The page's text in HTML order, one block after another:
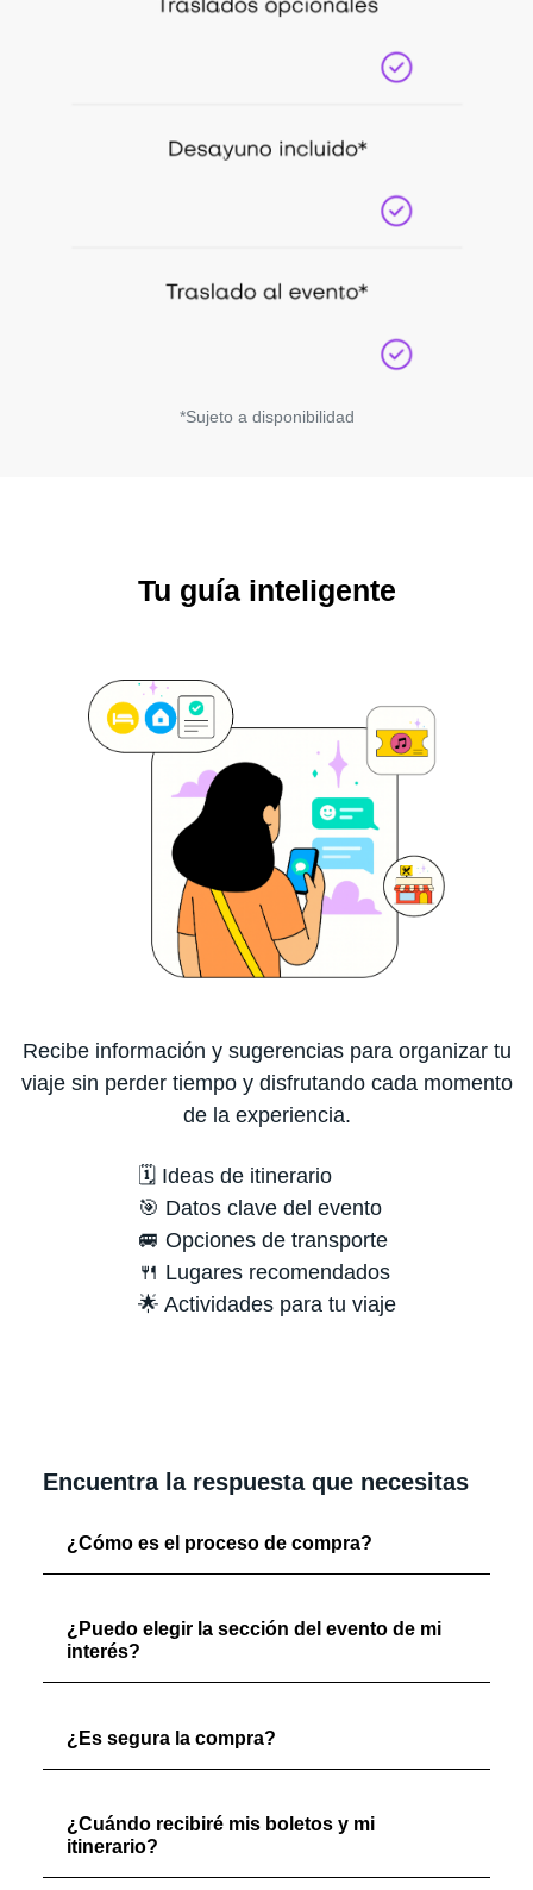
*Sujeto a disponibilidad
Tu guía inteligente
Recibe información y sugerencias para organizar tu
viaje sin perder tiempo y disfrutando cada momento
de la experiencia.
🗓️ Ideas de itinerario
🎯 Datos clave del evento
🚐 Opciones de transporte
🍴 Lugares recomendados
🌟 Actividades para tu viaje
Encuentra la respuesta que necesitas
¿Cómo es el proceso de compra?
¿Puedo elegir la sección del evento de mi
interés?
¿Es segura la compra?
¿Cuándo recibiré mis boletos y mi
itinerario?